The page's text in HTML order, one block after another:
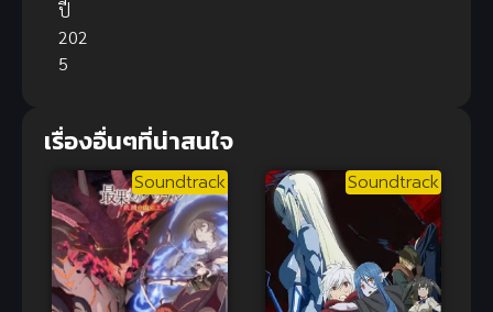
ปี
202
5
เรื่องอื่นๆที่น่าสนใจ
Soundtrack Soundtrack